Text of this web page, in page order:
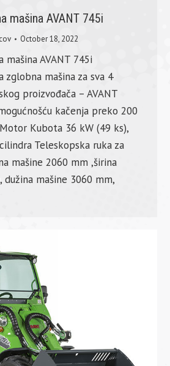
mašina AVANT 745i
October 18, 2022
AVANT 745i
mašina za sva 4
proizvođača – AVANT
kačenja preko 200
Kubota 36 kW (49 ks),
Teleskopska ruka za
mašine 2060 mm ,širina
dužina mašine 3060 mm,